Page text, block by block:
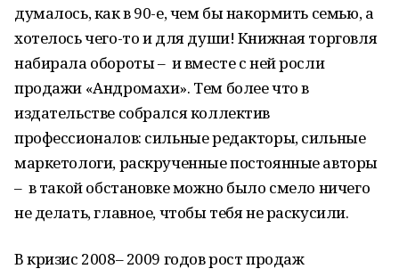
думалось, как в 90-е, чем бы накормить семью, а
хотелось чего-то и для души! Книжная торговля
набирала обороты – и вместе с ней росли
продажи «Андромахи». Тем более что в
издательстве собрался коллектив
профессионалов: сильные редакторы, сильные
маркетологи, раскрученные постоянные авторы
– в такой обстановке можно было смело ничего
не делать, главное, чтобы тебя не раскусили.
В кризис 2008– 2009 годов рост продаж